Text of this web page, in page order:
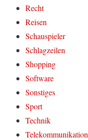
Recht
Reisen
Schauspieler
Schlagzeilen
Shopping
Software
Sonstiges
Sport
Technik
Telekommunikation